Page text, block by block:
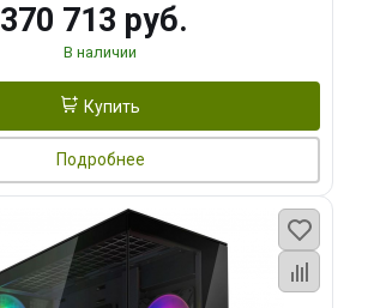
370 713 руб.
В наличии
Купить
Подробнее